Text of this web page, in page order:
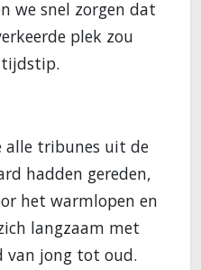
we snel zorgen dat
plek zou
tijdstip.
alle tribunes uit de
hadden gereden,
het warmlopen en
langzaam met
van jong tot oud.